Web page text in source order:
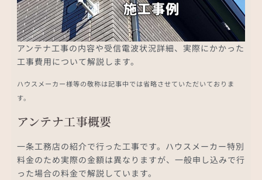
アンテナ工事の内容や受信電波状況詳細、実際にかかった
工事費用について解説します。
ハウスメーカー様等の敬称は記事中では省略させていただいておりま
す。
アンテナ工事概要
一条工務店の紹介で行った工事です。ハウスメーカー特別
料金のため実際の金額は異なりますが、一般申し込みで行
った場合の料金で解説しています。